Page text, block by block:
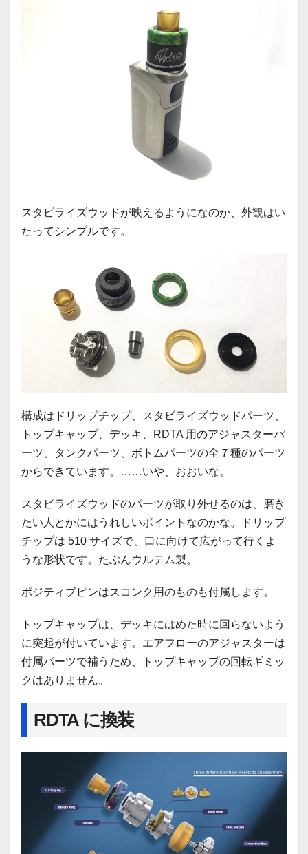
スタビライズウッドが映えるようになのか、外観はい
たってシンプルです。
構成はドリップチップ、スタビライズウッドパーツ、
トップキャップ、デッキ、RDTA 用のアジャスターパ
ーツ、タンクパーツ、ボトムパーツの全７種のパーツ
からできています。……いや、おおいな。
スタビライズウッドのパーツが取り外せるのは、磨き
たい人とかにはうれしいポイントなのかな。ドリップ
チップは 510 サイズで、口に向けて広がって行くよ
うな形状です。たぶんウルテム製。
ポジティブピンはスコンク用のものも付属します。
トップキャップは、デッキにはめた時に回らないよう
に突起が付いています。エアフローのアジャスターは
付属パーツで補うため、トップキャップの回転ギミッ
クはありません。
RDTA に換装